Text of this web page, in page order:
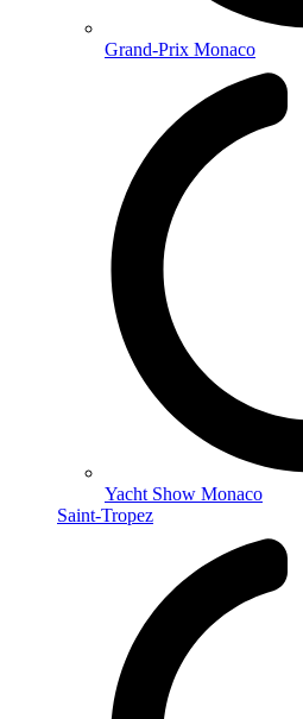
Grand-Prix Monaco
Yacht Show Monaco
Saint-Tropez